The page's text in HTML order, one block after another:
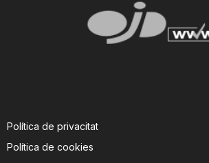
Política de privacitat
Política de cookies